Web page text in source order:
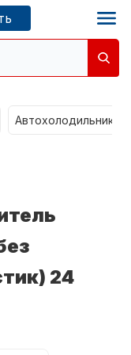
Автохолодильники
24